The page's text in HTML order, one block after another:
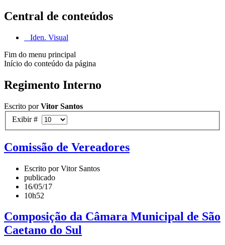
Central de conteúdos
Iden. Visual
Fim do menu principal
Início do conteúdo da página
Regimento Interno
Escrito porVitor Santos
Exibir #
Comissão de Vereadores
Escrito por Vitor Santos
publicado
16/05/17
10h52
Composição da Câmara Municipal de São
Caetano do Sul